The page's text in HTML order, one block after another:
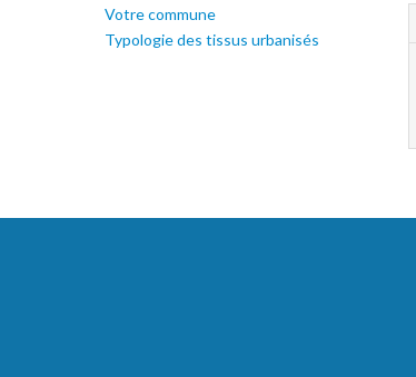
Votre commune
Typologie des tissus urbanisés